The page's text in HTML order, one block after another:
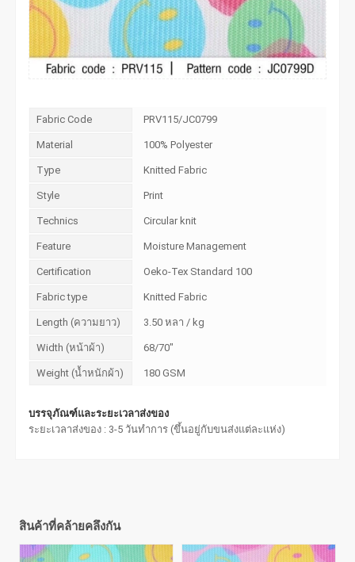
Fabric Code PRV115/JC0799
Material 100% Polyester
Type Knitted Fabric
Style Print
Technics Circular knit
Feature Moisture Management
Certification Oeko-Tex Standard 100
Fabric type Knitted Fabric
Length (ความยาว) 3.50 หลา / kg
Width (หน้าผ้า) 68/70"
Weight (น้ำหนักผ้า) 180 GSM
บรรจุภัณฑ์และระยะเวลาส่งของ
ระยะเวลาส่งของ : 3-5 วันทำการ (ขึ้นอยู่กับขนส่งแต่ละแห่ง)
สินค้าที่คล้ายคลึงกัน